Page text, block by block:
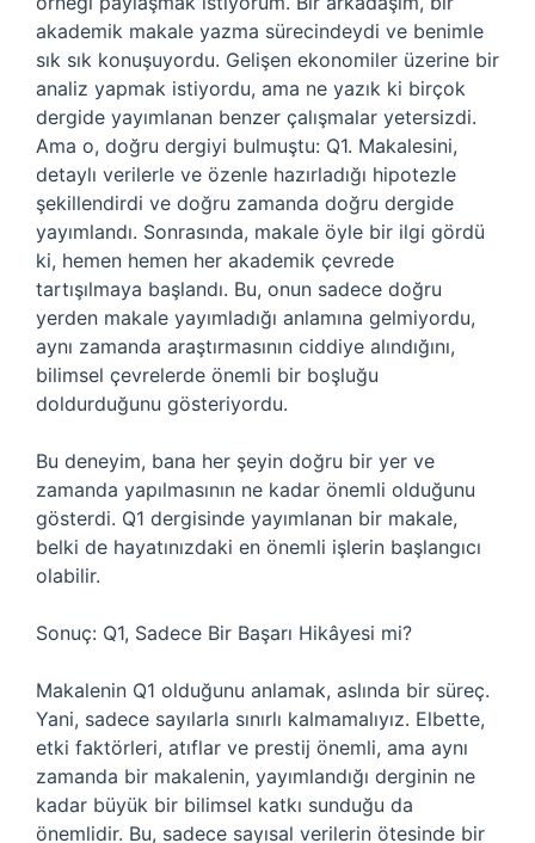
akademik makale yazma sürecindeydi ve benimle
sık sık konuşuyordu. Gelişen ekonomiler üzerine bir
analiz yapmak istiyordu, ama ne yazık ki birçok
dergide yayımlanan benzer çalışmalar yetersizdi.
Ama o, doğru dergiyi bulmuştu: Q1. Makalesini,
detaylı verilerle ve özenle hazırladığı hipotezle
şekillendirdi ve doğru zamanda doğru dergide
yayımlandı. Sonrasında, makale öyle bir ilgi gördü
ki, hemen hemen her akademik çevrede
tartışılmaya başlandı. Bu, onun sadece doğru
yerden makale yayımladığı anlamına gelmiyordu,
aynı zamanda araştırmasının ciddiye alındığını,
bilimsel çevrelerde önemli bir boşluğu
doldurduğunu gösteriyordu.
Bu deneyim, bana her şeyin doğru bir yer ve
zamanda yapılmasının ne kadar önemli olduğunu
gösterdi. Q1 dergisinde yayımlanan bir makale,
belki de hayatınızdaki en önemli işlerin başlangıcı
olabilir.
Sonuç: Q1, Sadece Bir Başarı Hikâyesi mi?
Makalenin Q1 olduğunu anlamak, aslında bir süreç.
Yani, sadece sayılarla sınırlı kalmamalıyız. Elbette,
etki faktörleri, atıflar ve prestij önemli, ama aynı
zamanda bir makalenin, yayımlandığı derginin ne
kadar büyük bir bilimsel katkı sunduğu da
önemlidir. Bu, sadece sayısal verilerin ötesinde bir